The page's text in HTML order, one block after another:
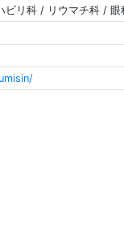
ビリ科 / リウマチ科 / 眼